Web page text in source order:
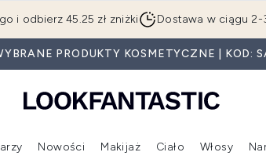
Przejdź do głównej treści
i odbierz 45.25 zł zniżki Dostawa w ciągu
PRODUKTY KOSMETYCZNE | KOD:
(Beauty Box)
Wejdź do podmenu (Marki) Wejdź do podmenu (Pielęgnacja twarzy)
Nowości
Wejdź do podmenu (Nowości)
Makijaż Ciało Włosy